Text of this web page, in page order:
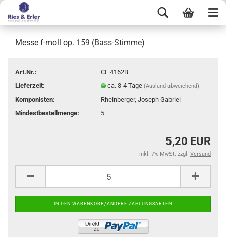
Messe f-moll op. 159 (Bass-Stimme)
Art.Nr.:
CL 4162B
Lieferzeit:
ca. 3-4 Tage(Ausland abweichend)
Komponisten:
Rheinberger, Joseph Gabriel
Mindestbestellmenge:
5
5,20 EUR
inkl. 7% MwSt. zzgl. Versand